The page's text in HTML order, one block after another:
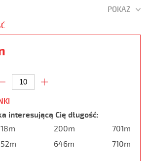
POKAŻ
interesującą Cię długość:
200m
646m
701m
710m